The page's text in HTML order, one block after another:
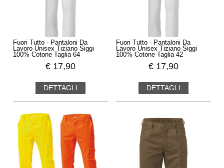
Fuori Tutto - Pantaloni Da
Lavoro Unisex Tiziano Siggi
100% Cotone Taglia 64
€ 17,90
DETTAGLI
Fuori Tutto - Pantaloni Da
Lavoro Unisex Tiziano Siggi
100% Cotone Taglia 42
€ 17,90
DETTAGLI